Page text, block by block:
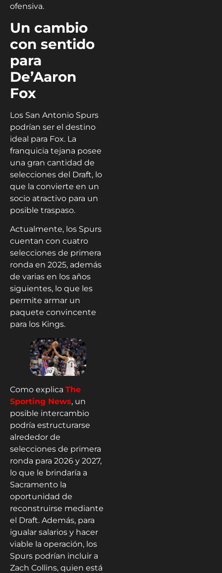
ofensiva.
Un cambio
con sentido
para
De’Aaron
Fox
Los San Antonio Spurs
podrían ser el destino
ideal para Fox. La
franquicia tejana posee
una gran cantidad de
selecciones del Draft, lo
que la convierte en un
socio atractivo para un
posible traspaso.
Actualmente, los Spurs
cuentan con cuatro
selecciones de primera
ronda en 2025, además
de varias en los años
siguientes, lo que les
permite armar un
paquete convincente
para los Kings.
Como explica The
Sporting News, un
posible intercambio
podría estructurarse
alrededor de
selecciones de primera
ronda para 2026 y 2027,
lo que le brindaría a
Sacramento la
oportunidad de
reconstruirse mediante
el Draft. Además, para
igualar salarios y hacer
viable la operación, los
Spurs podrían incluir a
Zach Collins, quien está